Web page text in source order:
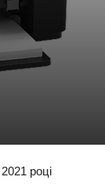
році